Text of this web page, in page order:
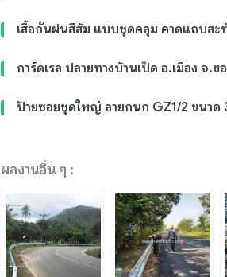
เสื้อกันฝนสีส้ม แบบชุดคลุม คาดแถบสะ
การ์ดเรล ปลายทางบ้านเป็ด อ.เมือง จ.
ป้ายซอยชุดใหญ่ ลายกนก GZ1/2 ขนาด
ผลงานอื่น ๆ :